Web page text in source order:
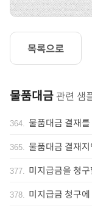
목록으로
물품대금 관련 샘
364. 물품대금 결재
365. 물품대금 결재
377. 미지급금을 청
378. 미지급금 청구